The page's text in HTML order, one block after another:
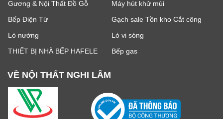
Gương & Nội Thất Đồ Gỗ
Máy hút khử mùi
Bếp Điện Từ
Gạch sale Tồn kho Cắt công
Lò nướng
Lò vi sóng
THIẾT BỊ NHÀ BẾP HAFELE
Bếp gas
VỀ NỘI THẤT NGHI LÂM